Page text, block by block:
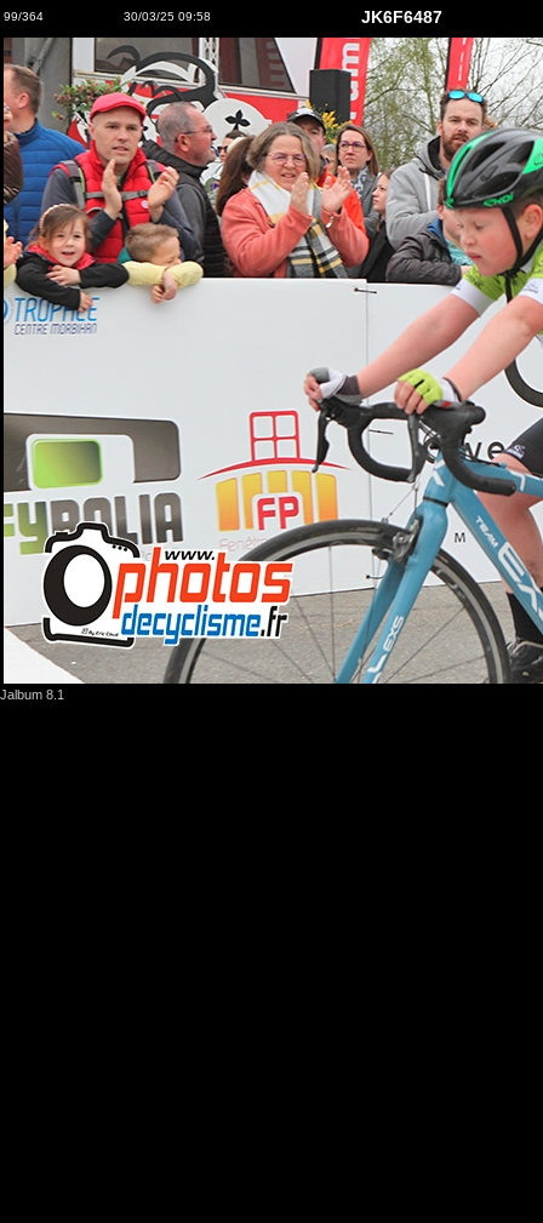
99/364 30/03/25 09:58 JK6F6487
Jalbum 8.1